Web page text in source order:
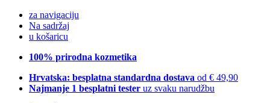
za navigaciju
Na sadržaj
u košaricu
100% prirodna kozmetika
Hrvatska: besplatna standardna dostava od € 49,90
Najmanje 1 besplatni tester uz svaku narudžbu